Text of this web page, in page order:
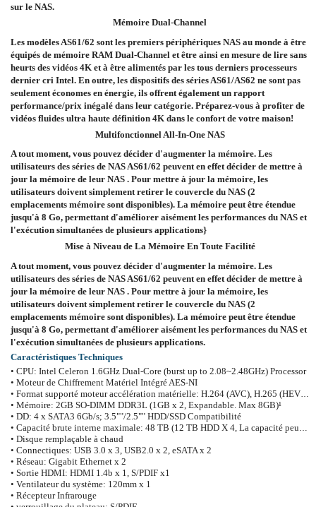
sur le NAS.
Mémoire Dual-Channel
Les modèles AS61/62 sont les premiers périphériques NAS au monde à être
équipés de mémoire RAM Dual-Channel et être ainsi en mesure de lire sans
heurts des vidéos 4K et à être alimentés par les tous derniers processeurs
dernier cri Intel. En outre, les dispositifs des séries AS61/AS62 ne sont pas
seulement économes en énergie, ils offrent également un rapport
performance/prix inégalé dans leur catégorie. Préparez-vous à profiter de
vidéos fluides ultra haute définition 4K dans le confort de votre maison!
Multifonctionnel All-In-One NAS
A tout moment, vous pouvez décider d'augmenter la mémoire. Les
utilisateurs des séries de NAS AS61/62 peuvent en effet décider de mettre à
jour la mémoire de leur NAS . Pour mettre à jour la mémoire, les
utilisateurs doivent simplement retirer le couvercle du NAS (2
emplacements mémoire sont disponibles). La mémoire peut être étendue
jusqu'à 8 Go, permettant d'améliorer aisément les performances du NAS et
l'exécution simultanées de plusieurs applications}
Mise à Niveau de La Mémoire En Toute Facilité
A tout moment, vous pouvez décider d'augmenter la mémoire. Les
utilisateurs des séries de NAS AS61/62 peuvent en effet décider de mettre à
jour la mémoire de leur NAS . Pour mettre à jour la mémoire, les
utilisateurs doivent simplement retirer le couvercle du NAS (2
emplacements mémoire sont disponibles). La mémoire peut être étendue
jusqu'à 8 Go, permettant d'améliorer aisément les performances du NAS et
l'exécution simultanées de plusieurs applications.
Caractéristiques Techniques
• CPU: Intel Celeron 1.6GHz Dual-Core (burst up to 2.08~2.48GHz) Processor
• Moteur de Chiffrement Matériel Intégré AES-NI
• Format supporté moteur accélération matérielle: H.264 (AVC), H.265 (HEVC), MPEG-4 Part 2, MPEG-2, VC-1
• Mémoire: 2GB SO-DIMM DDR3L (1GB x 2, Expandable. Max 8GB)¹
• DD: 4 x SATA3 6Gb/s; 3.5""/2.5"" HDD/SSD Compatibilité
• Capacité brute interne maximale: 48 TB (12 TB HDD X 4, La capacité peut varier en fonction du type de RAID)
• Disque remplaçable à chaud
• Connectiques: USB 3.0 x 3, USB2.0 x 2, eSATA x 2
• Réseau: Gigabit Ethernet x 2
• Sortie HDMI: HDMI 1.4b x 1, S/PDIF x1
• Ventilateur du système: 120mm x 1
• Récepteur Infrarouge